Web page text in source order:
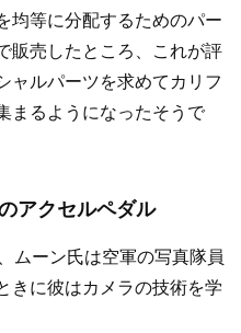
均等に分配するためのパー
販売したところ、これが評
ャルパーツを求めてカリフ
まるようになったそうで
アクセルペダル
ムーン氏は空軍の写真隊員
きに彼はカメラの技術を学